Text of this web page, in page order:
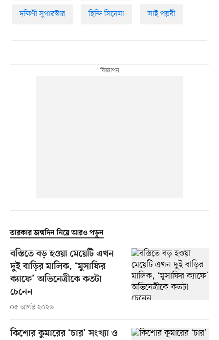
দক্ষিণী সুপারস্টার হিন্দি সিনেমা সাই পল্লবী
তারকার জন্মদিন নিয়ে আরও পড়ুন
বস্তিতে বড় হওয়া মেয়েটি এখন
দুই বাড়ির মালিক, ‘মুসাফির
ক্যাফে’ অভিনেত্রীকে কতটা
চেনেন
০৫ আগস্ট ২০২৬
কিশোর কুমারের ‘চার’ সংখ্যা ও